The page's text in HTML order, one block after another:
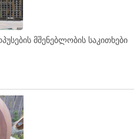
მშენებლობის საკითხები